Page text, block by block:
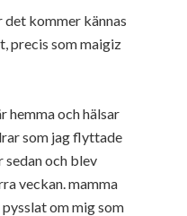
det kommer kännas
precis som maigiz
hemma och hälsar
som jag flyttade
och blev
veckan. mamma
om mig som